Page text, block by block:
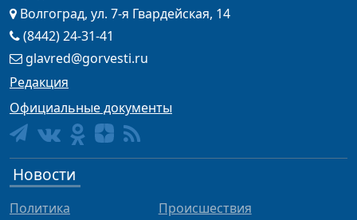
Волгоград, ул. 7-я Гвардейская, 14
(8442) 24-31-41
glavred@gorvesti.ru
Редакция
Официальные документы
Новости
Политика
Происшествия